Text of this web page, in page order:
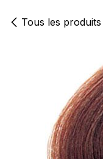
Tous les produits